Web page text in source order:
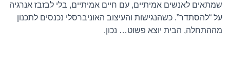
שמתאים לאנשים אמיתיים, עם חיים אמיתיים, בלי לבזבז אנרגיה
על “להסתדר”. כשהנגישות והעיצוב האוניברסלי נכנסים לתכנון
מההתחלה, הבית יוצא פשוט… נכון.